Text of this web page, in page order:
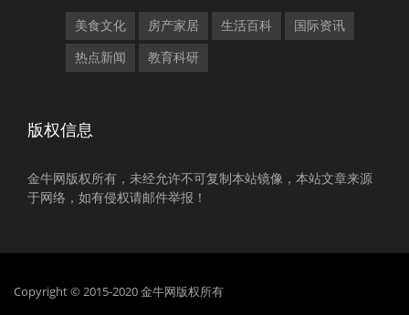
美食文化 房产家居 生活百科 国际资讯
热点新闻 教育科研
版权信息
金牛网版权所有，未经允许不可复制本站镜像，本站文章来源
于网络，如有侵权请邮件举报！
Copyright © 2015-2020 金牛网版权所有